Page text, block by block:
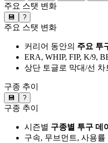
주요 스탯 변화
💾 ?
주요 스탯 변화
커리어 동안의 주요 투
ERA, WHIP, FIP, K/9,
상단 토글로 막대/선 차
구종 추이
💾 ?
구종 추이
시즌별 구종별 투구 데
구속, 무브먼트, 사용